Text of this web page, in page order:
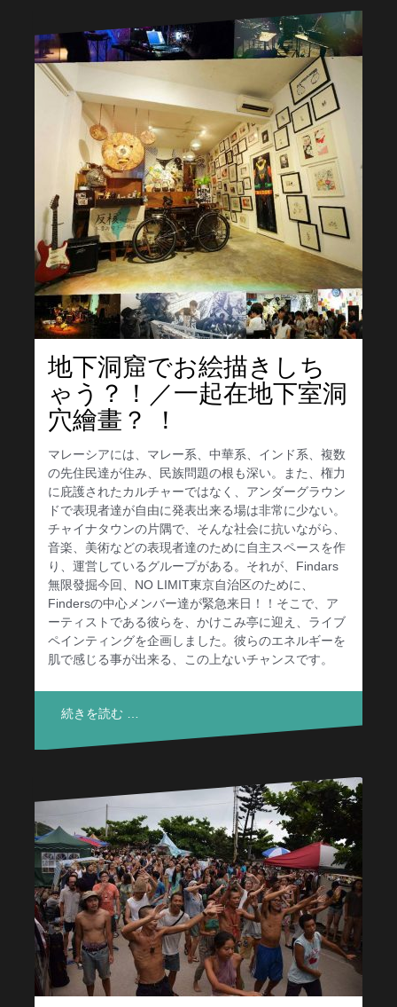
地下洞窟でお絵描きしち
ゃう？！／一起在地下室洞
穴繪畫？ ！
マレーシアには、マレー系、中華系、インド系、複数
の先住民達が住み、民族問題の根も深い。また、権力
に庇護されたカルチャーではなく、アンダーグラウン
ドで表現者達が自由に発表出来る場は非常に少ない。
チャイナタウンの片隅で、そんな社会に抗いながら、
音楽、美術などの表現者達のために自主スペースを作
り、運営しているグループがある。それが、Findars
無限發掘今回、NO LIMIT東京自治区のために、
Findersの中心メンバー達が緊急来日！！そこで、ア
ーティストである彼らを、かけこみ亭に迎え、ライブ
ペインティングを企画しました。彼らのエネルギーを
肌で感じる事が出来る、この上ないチャンスです。
続きを読む …